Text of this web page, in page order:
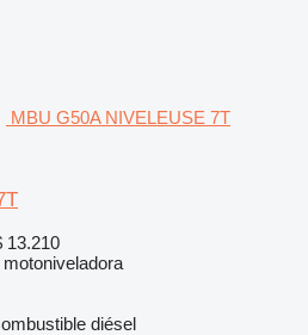
MBU G50A NIVELEUSE 7T
13.210
diésel